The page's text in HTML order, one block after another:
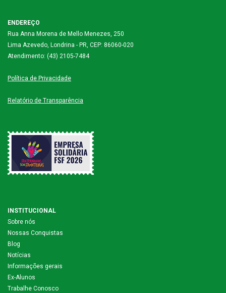
ENDEREÇO
Rua Anna Morena de Mello Menezes, 250
Lima Azevedo, Londrina - PR, CEP: 86060-020
Atendimento: (43) 2105-7484
Política de Privacidade
Relatório de Transparência
INSTITUCIONAL
Sobre nós
Nossas Conquistas
Blog
Notícias
Informações gerais
Ex-Alunos
Trabalhe Conosco